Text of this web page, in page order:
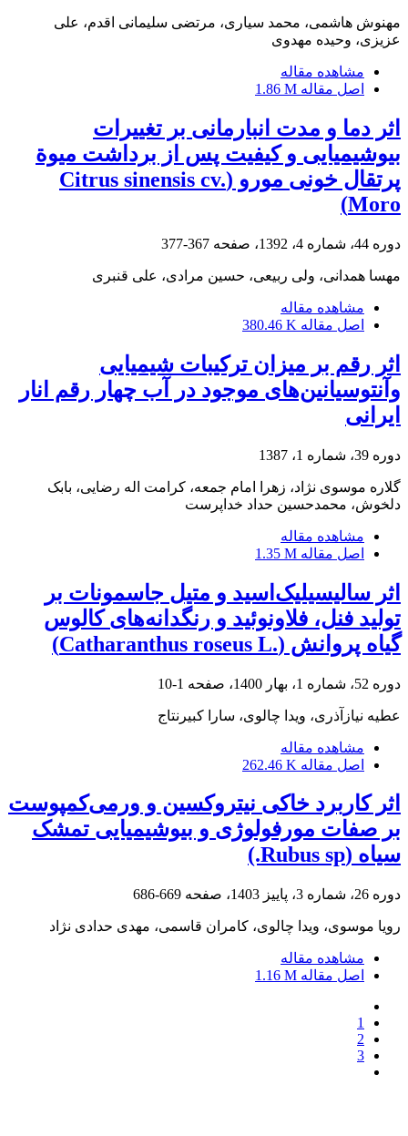
مهنوش هاشمی، محمد سیاری، مرتضی سلیمانی اقدم، علی
عزیزی، وحیده مهدوی
مشاهده مقاله
اصل مقاله 1.86 M
اثر دما و مدت انبارمانی بر تغییرات
بیوشیمیایی و کیفیت پس از برداشت میوة
پرتقال خونی مورو (Citrus sinensis cv.
Moro)
دوره 44، شماره 4، 1392، صفحه 367-377
مهسا همدانی، ولی ربیعی، حسین مرادی، علی قنبری
مشاهده مقاله
اصل مقاله 380.46 K
اثر رقم بر میزان ترکیبات شیمیایی
وآنتوسیانین‌های موجود در آب چهار رقم انار
ایرانی
دوره 39، شماره 1، 1387
گلاره موسوی نژاد، زهرا امام جمعه، کرامت اله رضایی، بابک
دلخوش، محمدحسین حداد خداپرست
مشاهده مقاله
اصل مقاله 1.35 M
اثر سالیسیلیک‌اسید‌ و متیل‎ ‎‏‌جاسمونات بر
تولید فنل، فلاونوئید و رنگدانه‌های کالوس
گیاه پروانش ‏‏(‏Catharanthus roseus L.‎‏)‏
دوره 52، شماره 1، بهار 1400، صفحه 1-10
عطیه نیازآذری، ویدا چالوی، سارا کبیرنتاج
مشاهده مقاله
اصل مقاله 262.46 K
اثر کاربرد خاکی نیتروکسین و ورمی‌کمپوست
بر صفات مورفولوژی و بیوشیمیایی تمشک
سیاه (Rubus sp.)
دوره 26، شماره 3، پاییز 1403، صفحه 669-686
رویا موسوی، ویدا چالوی، کامران قاسمی، مهدی حدادی نژاد
مشاهده مقاله
اصل مقاله 1.16 M
1
2
3